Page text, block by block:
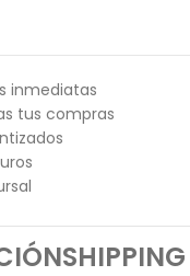
inmediatas
tus compras